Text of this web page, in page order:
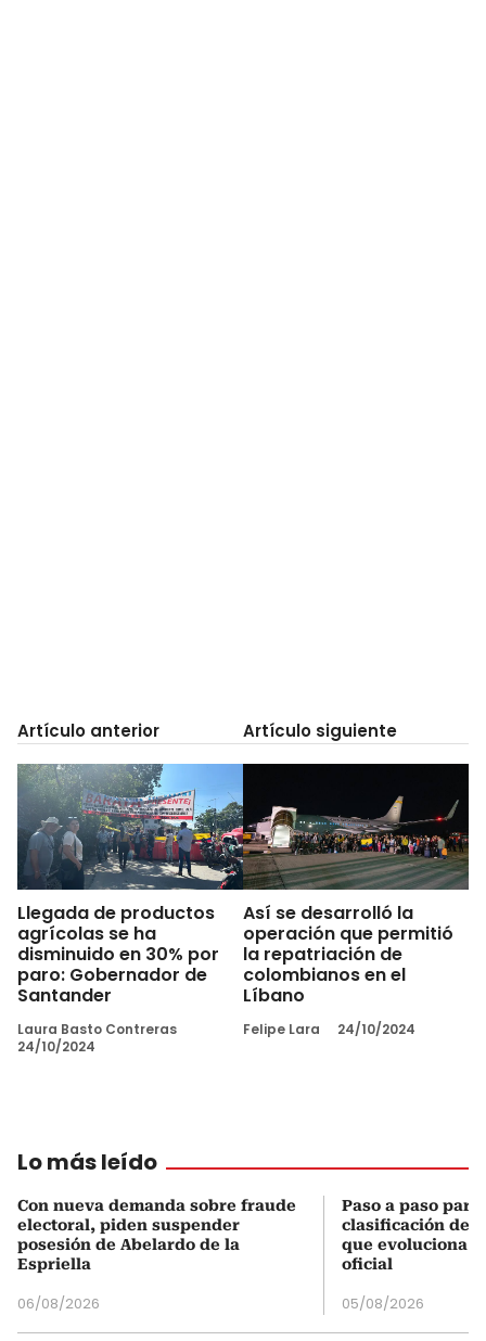
Artículo anterior
Llegada de productos
agrícolas se ha
disminuido en 30% por
paro: Gobernador de
Santander
Laura Basto Contreras
24/10/2024
Artículo siguiente
Así se desarrolló la
operación que permitió
la repatriación de
colombianos en el
Líbano
Felipe Lara 24/10/2024
Lo más leído
Con nueva demanda sobre fraude
electoral, piden suspender
posesión de Abelardo de la
Espriella
06/08/2026
Paso a paso
clasificación del
que evoluciona
oficial
05/08/2026